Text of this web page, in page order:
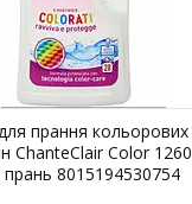
прання кольорових
ChanteClair Color 1260
8015194530754